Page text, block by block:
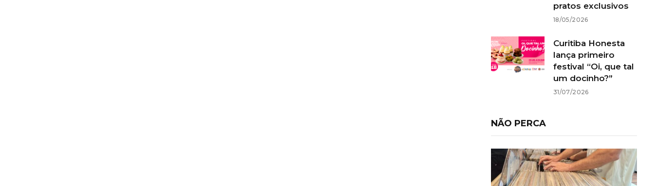
pratos exclusivos
18/05/2026
Curitiba Honesta
lança primeiro
festival “Oi, que tal
um docinho?”
31/07/2026
NÃO PERCA